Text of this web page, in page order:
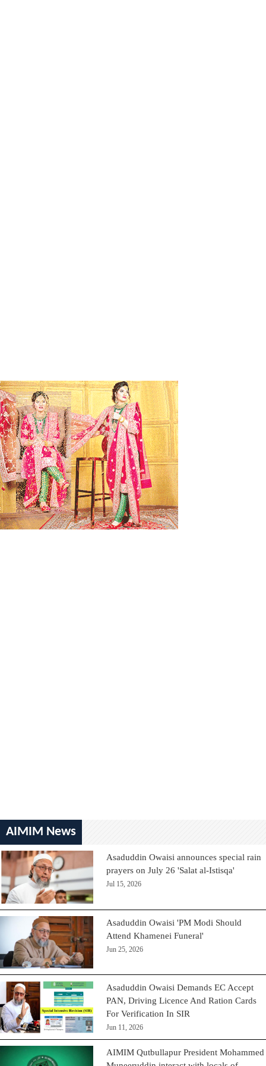
AIMIM News
Asaduddin Owaisi announces special rain
prayers on July 26 'Salat al-Istisqa'
Jul 15, 2026
Asaduddin Owaisi 'PM Modi Should
Attend Khamenei Funeral'
Jun 25, 2026
Asaduddin Owaisi Demands EC Accept
PAN, Driving Licence And Ration Cards
For Verification In SIR
Jun 11, 2026
AIMIM Qutbullapur President Mohammed